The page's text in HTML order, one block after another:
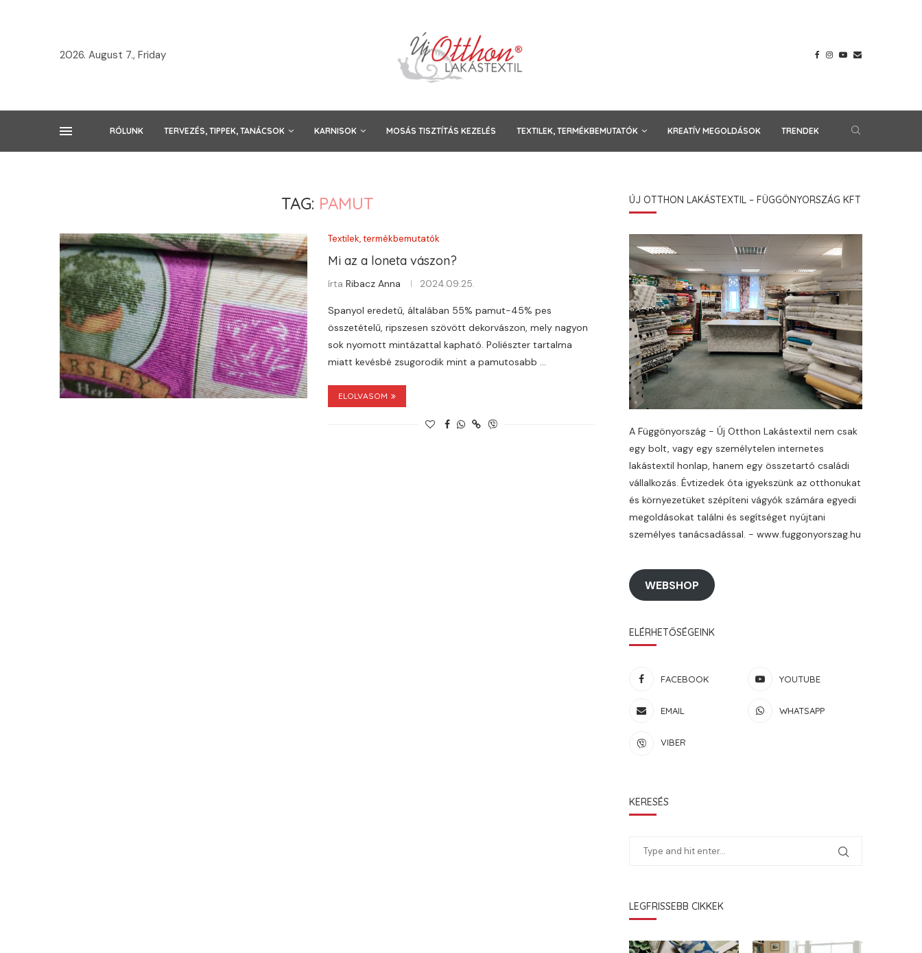
2026. August 7., Friday
RÓLUNK TERVEZÉS, TIPPEK, TANÁCSOK KARNISOK MOSÁS TISZTÍTÁS KEZELÉS TEXTILEK, TERMÉKBEMUTATÓK KREATÍV MEGOLDÁSOK TRENDEK
TAG: PAMUT
Textilek, termékbemutatók
Mi az a loneta vászon?
írta Ribacz Anna 2024.09.25.
Spanyol eredetű, általában 55% pamut-45% pes
összetételű, ripszesen szövött dekorvászon, mely nagyon
sok nyomott mintázattal kapható. Poliészter tartalma
miatt kevésbé zsugorodik mint a pamutosabb …
ELOLVASOM
ÚJ OTTHON LAKÁSTEXTIL – FÜGGÖNYORSZÁG KFT
A Függönyország - Új Otthon Lakástextil nem csak
egy bolt, vagy egy személytelen internetes
lakástextil honlap, hanem egy összetartó családi
vállalkozás. Évtizedek óta igyekszünk az otthonukat
és környezetüket szépíteni vágyók számára egyedi
megoldásokat találni és segítséget nyújtani
személyes tanácsadással. - www.fuggonyorszag.hu
WEBSHOP
ELÉRHETŐSÉGEINK
FACEBOOK YOUTUBE
EMAIL WHATSAPP
VIBER
KERESÉS
LEGFRISSEBB CIKKEK